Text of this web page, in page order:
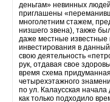
деньгам» невинных
приглашены
многолетним стажем,
низшего звена), также
даже местные
инвестирования в
свою деятельность
рук, отдавая свое
время схема
четырехэтажного
по ул. Калаусская
как только подходило